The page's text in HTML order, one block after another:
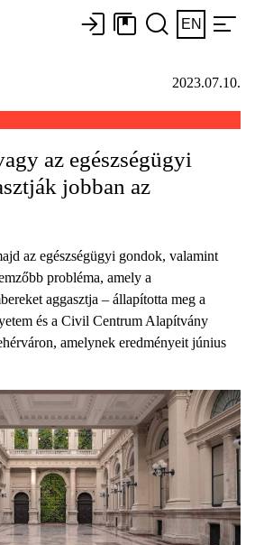
EN
2023.07.10.
az egészségügyi
jobban az
az egészségügyi gondok, valamint
probléma, amely a
aggasztja – állapította meg a
és a Civil Centrum Alapítvány
amelynek eredményeit június